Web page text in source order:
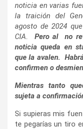
noticia en varias
la traición del
agosto de 2024
CIA. Pero al no
noticia queda en
que la avalen.
confirmen o
Mientras tanto
sujeta a
Si supieras mis
te pegarías un tiro